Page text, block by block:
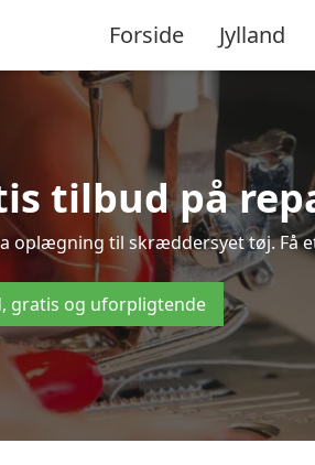
Forside Jylland
tilbud på
oplægning til skræddersyet tøj. Få
gratis og uforpligtende